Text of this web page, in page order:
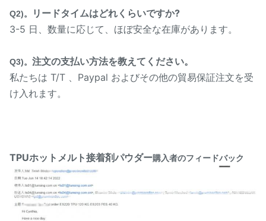
Q2)。
リードタイムはどれくらいですか?
3-5 日、数量に応じて、ほぼ安全な在庫があります。
Q3)。 注文の支払い方法を教えてください。
私たちは T/T 、Paypal およびその他の貿易保証注文を受
け入れます。
TPUホットメルト接着剤パウダー購入者のフィードバック